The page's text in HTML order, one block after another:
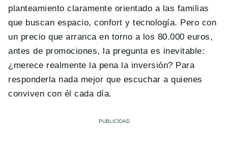
planteamiento claramente orientado a las familias
que buscan espacio, confort y tecnología. Pero con
un precio que arranca en torno a los 80.000 euros,
antes de promociones, la pregunta es inevitable:
¿merece realmente la pena la inversión? Para
responderla nada mejor que escuchar a quienes
conviven con él cada día.